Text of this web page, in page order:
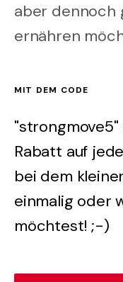
aber dennoch
ernähren
MIT DEM CODE
Rabatt auf
bei dem
einmalig oder
möchtest! ;-)